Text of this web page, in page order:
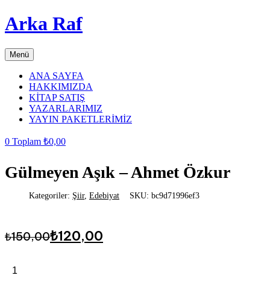
Arka Raf
Menü
ANA SAYFA
HAKKIMIZDA
KİTAP SATIŞ
YAZARLARIMIZ
YAYIN PAKETLERİMİZ
0 Toplam ₺0,00
Gülmeyen Aşık – Ahmet Özkur
Kategoriler: Şiir, Edebiyat SKU: bc9d71996ef3
₺150,00
Orijinal
₺150,00.
₺120,00
Şu
fiyat:
Gülmeyen